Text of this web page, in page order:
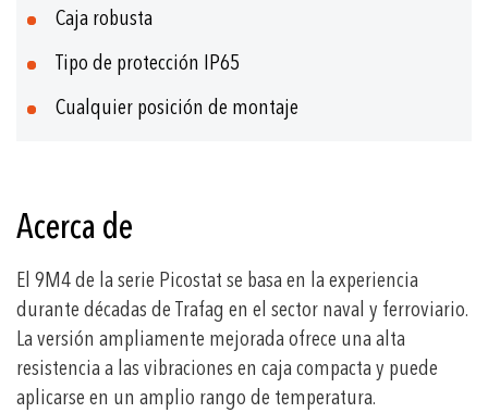
imágenesCaja robusta
Tipo de protección IP65
Cualquier posición de montaje
Acerca de
El 9M4 de la serie Picostat se basa en la experiencia
durante décadas de Trafag en el sector naval y ferroviario.
La versión ampliamente mejorada ofrece una alta
resistencia a las vibraciones en caja compacta y puede
aplicarse en un amplio rango de temperatura.